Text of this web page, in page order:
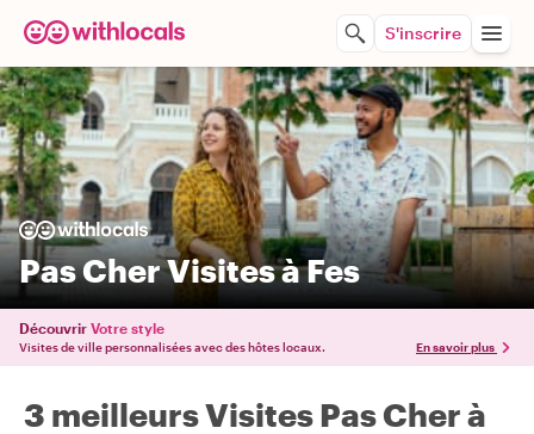
S'inscrire
Pas Cher Visites à Fes
Découvrir Votre style
Visites de ville personnalisées avec des hôtes locaux. En savoir plus
3 meilleurs Visites Pas Cher à